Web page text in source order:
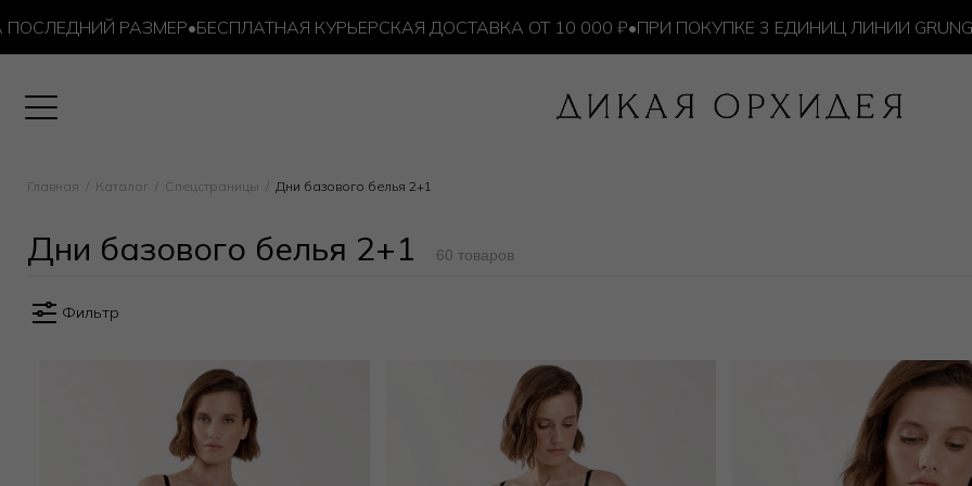
РАЗМЕР•БЕСПЛАТНАЯ КУРЬЕРСКАЯ ДОСТАВКА ОТ 10 000 ₽•ПРИ ПОКУПКЕ 3 ЕДИНИЦ ЛИНИИ GRUNGE —
Главная Каталог Спецстраницы Дни базового белья 2+1
Дни базового белья 2+1 60 товаров
Фильтр